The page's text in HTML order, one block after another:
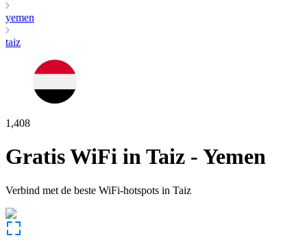
yemen
taiz
1,408
Gratis WiFi inTaiz - Yemen
Verbind met de beste WiFi-hotspots in Taiz